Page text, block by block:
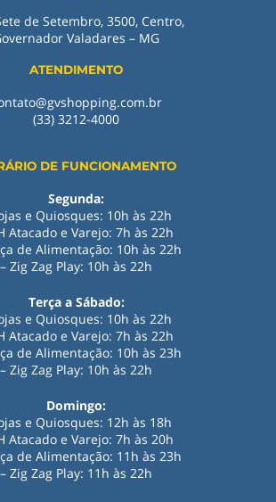
de Setembro, 3500, Centro,
Valadares – MG
ATENDIMENTO
(33) 3212-4000
DE FUNCIONAMENTO
Segunda:
e Quiosques: 10h às 22h
Atacado e Varejo: 7h às 22h
de Alimentação: 10h às 22h
– Zig Zag Play: 10h às 22h
Terça a Sábado:
e Quiosques: 10h às 22h
Atacado e Varejo: 7h às 22h
de Alimentação: 10h às 23h
– Zig Zag Play: 10h às 22h
Domingo:
e Quiosques: 12h às 18h
Atacado e Varejo: 7h às 20h
de Alimentação: 11h às 23h
– Zig Zag Play: 11h às 22h